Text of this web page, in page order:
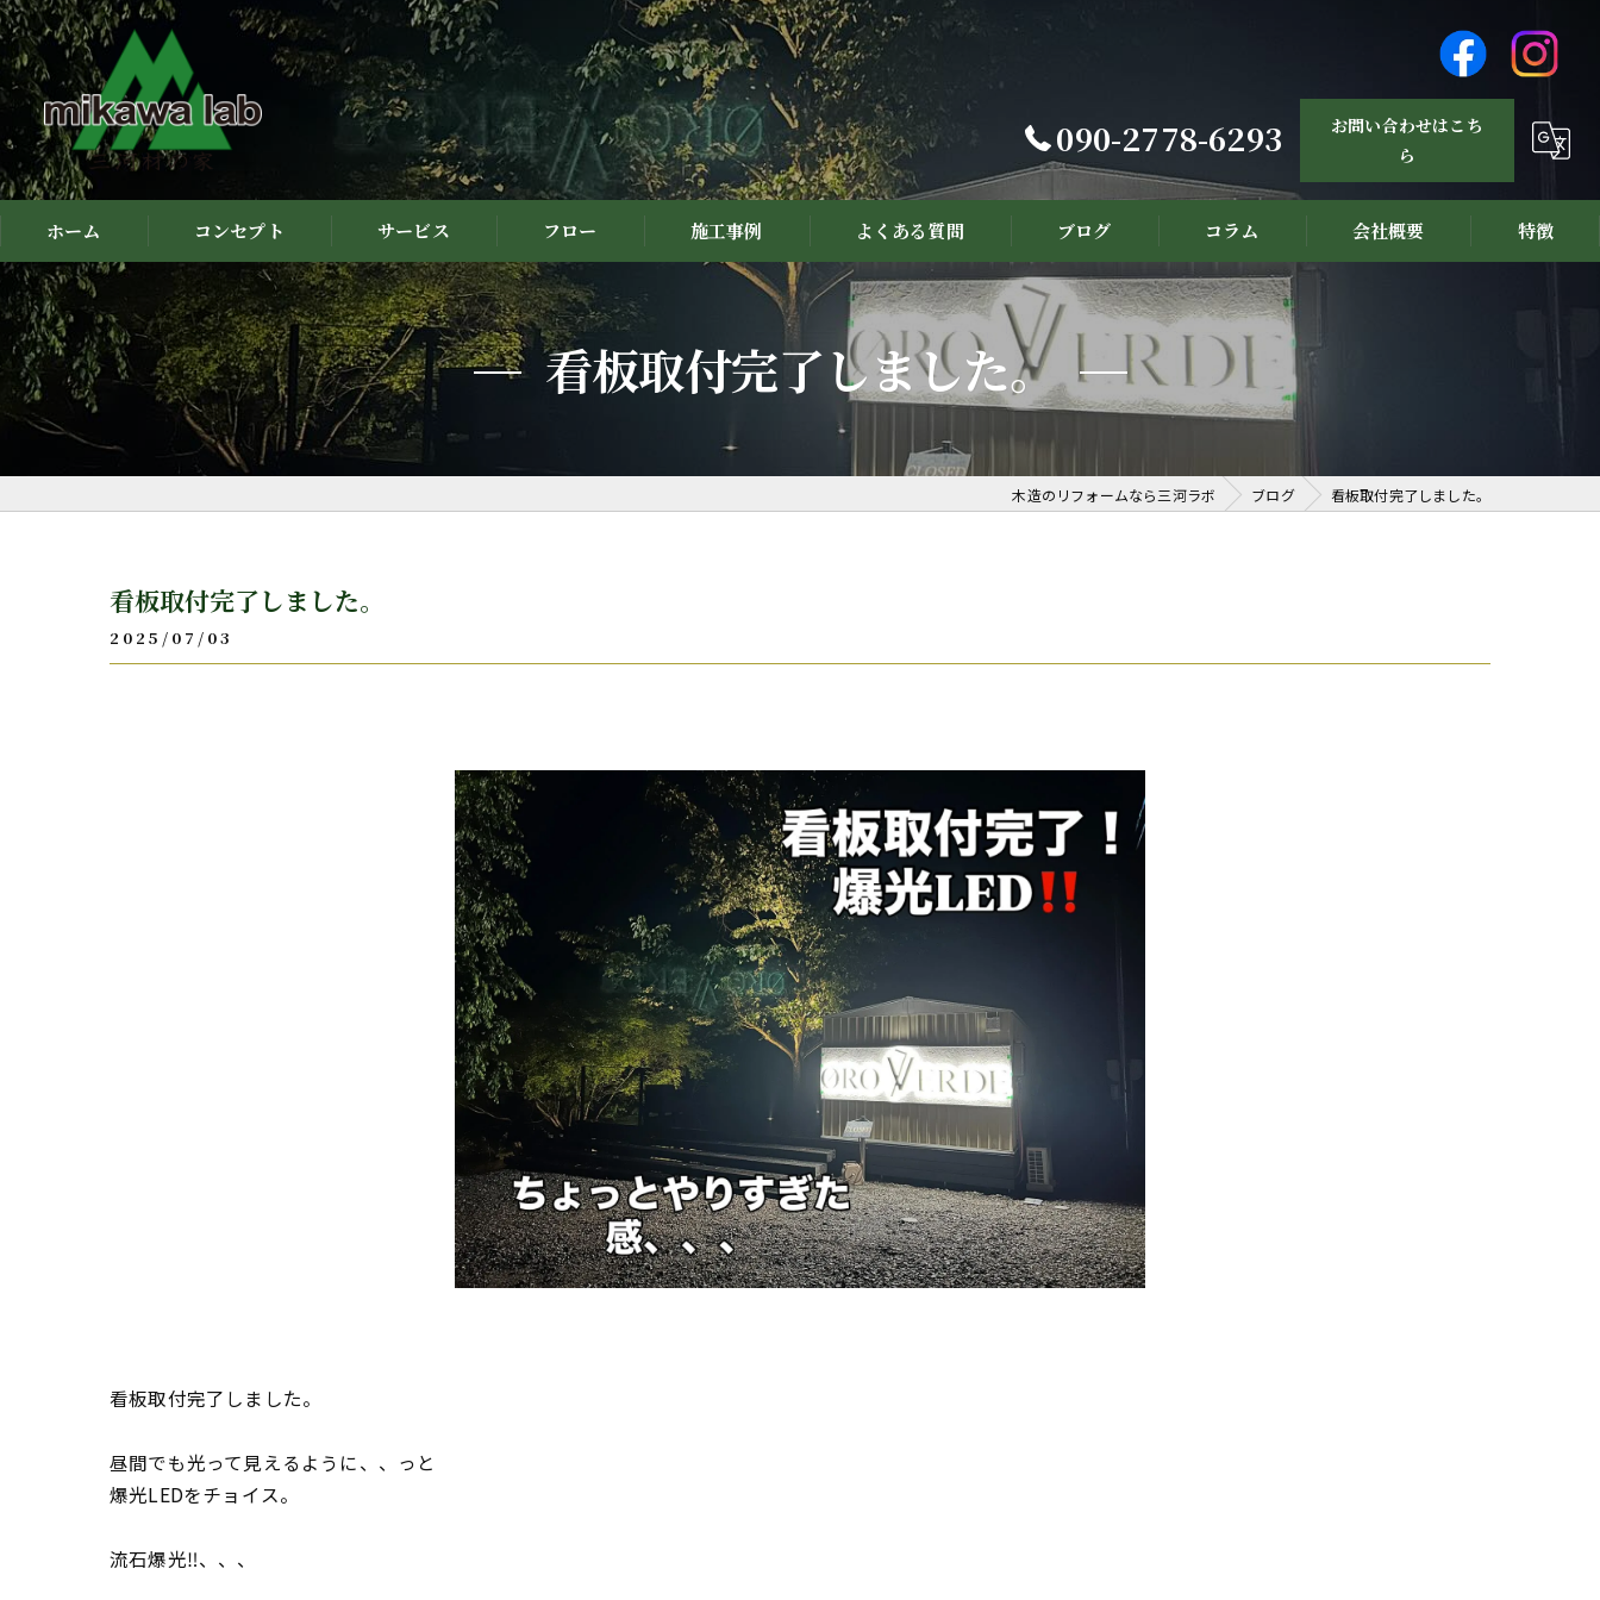
090-2778-6293
お問い合わせはこち
ら
ホーム コンセプト サービス フロー 施工事例 よくある質問 ブログ コラム 会社概要 特徴
注文住宅
看板取付完了しました。
木造のリフォームなら三河ラボ ブログ 看板取付完了しました。
看板取付完了しました。
2025/07/03
看板取付完了しました。
昼間でも光って見えるように、、っと
爆光LEDをチョイス。
流石爆光‼️、、、